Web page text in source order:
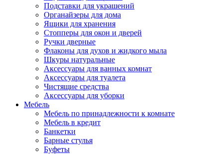
Подставки для украшений
Органайзеры для дома
Ящики для хранения
Стопперы для окон и дверей
Ручки дверные
Флаконы для духов и жидкого мыла
Шкуры натуральные
Аксессуары для ванных комнат
Аксессуары для туалета
Чистящие средства
Аксессуары для уборки
Мебель
Мебель по принадлежности к комнате
Мебель в кредит
Банкетки
Барные стулья
Буфеты